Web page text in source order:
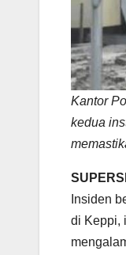
Kantor
kedua
Insiden
di Keppi,